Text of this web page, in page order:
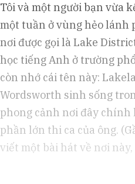
Tôi và một người bạn vừa
một tuần ở vùng hẻo lánh
nơi được gọi là Lake
học tiếng Anh ở trường
còn nhớ cái tên này:
Wordsworth sinh sống
phong cảnh nơi đây chính
phần lớn thi ca của ông.
viết một bài hát về nơi